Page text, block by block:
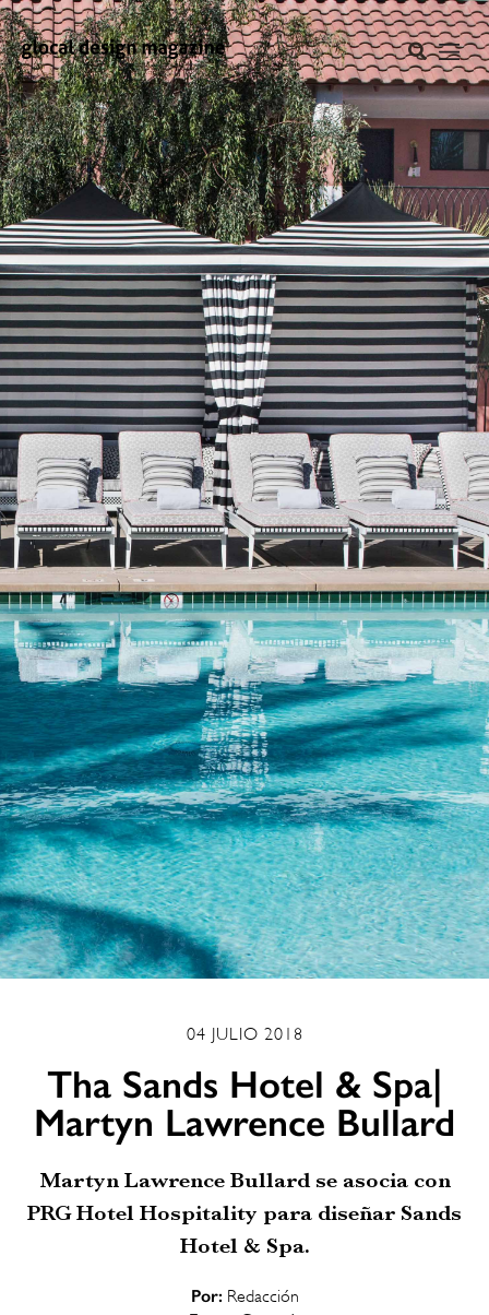
04 JULIO 2018
Tha Sands Hotel & Spa|
Martyn Lawrence Bullard
Martyn Lawrence Bullard se asocia con
PRG Hotel Hospitality para diseñar Sands
Hotel & Spa.
Por: Redacción